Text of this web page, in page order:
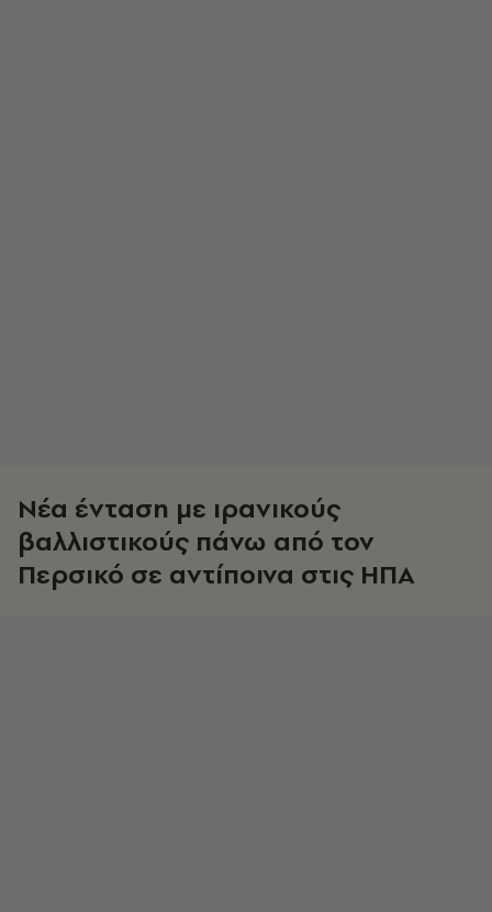
Νέα ένταση με ιρανικούς
βαλλιστικούς πάνω από τον
Περσικό σε αντίποινα στις ΗΠΑ